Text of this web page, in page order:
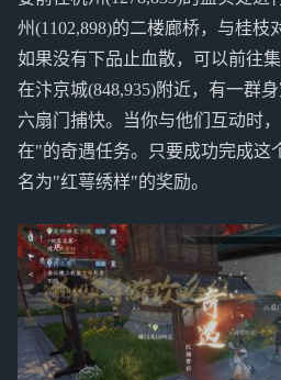
州(1102,898)的二楼廊桥，与桂枝
如果没有下品止血散，可以前往
在汴京城(848,935)附近，有一群
六扇门捕快。当你与他们互动时
在"的奇遇任务。只要成功完成这
名为"红萼绣样"的奖励。